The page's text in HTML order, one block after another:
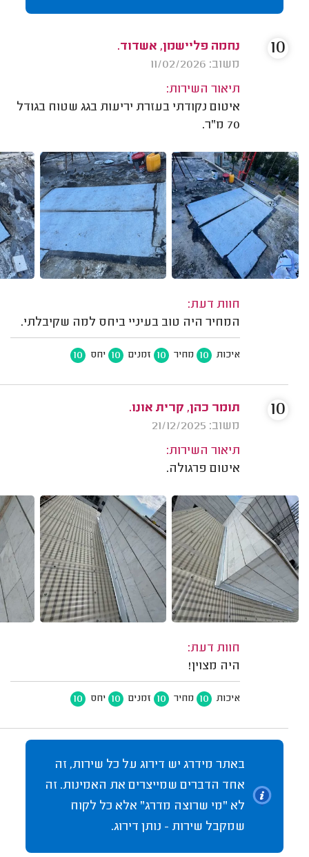
נחמה פליישמן, אשדוד.
משוב: 11/02/2026
תיאור השירות:
איטום נקודתי בעזרת יריעות בגג שטוח בגודל
70 מ"ר.
חוות דעת:
המחיר היה טוב בעיניי ביחס למה שקיבלתי.
איכות 10 מחיר 10 זמנים 10 יחס 10
10
תומר כהן, קרית אונו.
משוב: 21/12/2025
תיאור השירות:
איטום פרגולה.
חוות דעת:
היה מצוין!
איכות 10 מחיר 10 זמנים 10 יחס 10
10
באתר מידרג יש דירוג על כל שירות, זה
אחד הדברים שמייצרים את האמינות. זה
לא "מי שרוצה מדרג" אלא כל לקוח
שמקבל שירות - נותן דירוג.